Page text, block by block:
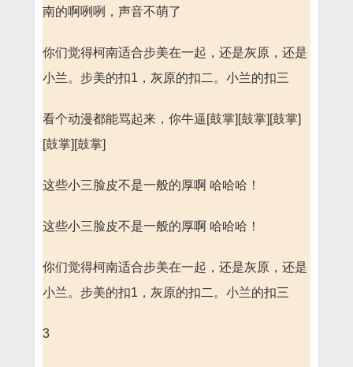
南的啊咧咧，声音不萌了
你们觉得柯南适合步美在一起，还是灰原，还是
小兰。步美的扣1，灰原的扣二。小兰的扣三
看个动漫都能骂起来，你牛逼[鼓掌][鼓掌][鼓掌]
[鼓掌][鼓掌]
这些小三脸皮不是一般的厚啊 哈哈哈！
这些小三脸皮不是一般的厚啊 哈哈哈！
你们觉得柯南适合步美在一起，还是灰原，还是
小兰。步美的扣1，灰原的扣二。小兰的扣三
3